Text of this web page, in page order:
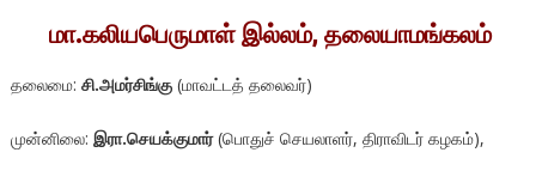
மா.கலியபெருமாள் இல்லம், தலையாமங்கலம்
தலைமை: சி.அமர்சிங்கு(மாவட்டத் தலைவர்)
முன்னிலை: இரா.செயக்குமார்(பொதுச் செயலாளர், திராவிடர் கழகம்),